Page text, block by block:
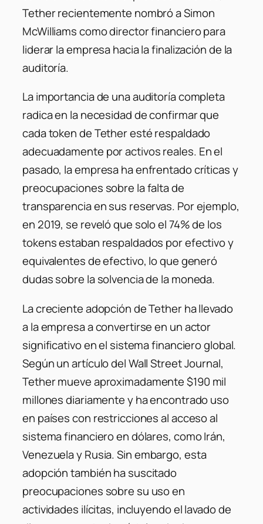
Tether recientemente nombró a Simon
McWilliams como director financiero para
liderar la empresa hacia la finalización de la
auditoría.
La importancia de una auditoría completa
radica en la necesidad de confirmar que
cada token de Tether esté respaldado
adecuadamente por activos reales. En el
pasado, la empresa ha enfrentado críticas y
preocupaciones sobre la falta de
transparencia en sus reservas. Por ejemplo,
en 2019, se reveló que solo el 74% de los
tokens estaban respaldados por efectivo y
equivalentes de efectivo, lo que generó
dudas sobre la solvencia de la moneda.
La creciente adopción de Tether ha llevado
a la empresa a convertirse en un actor
significativo en el sistema financiero global.
Según un artículo del Wall Street Journal,
Tether mueve aproximadamente $190 mil
millones diariamente y ha encontrado uso
en países con restricciones al acceso al
sistema financiero en dólares, como Irán,
Venezuela y Rusia.Sin embargo, esta
adopción también ha suscitado
preocupaciones sobre su uso en
actividades ilícitas, incluyendo el lavado de